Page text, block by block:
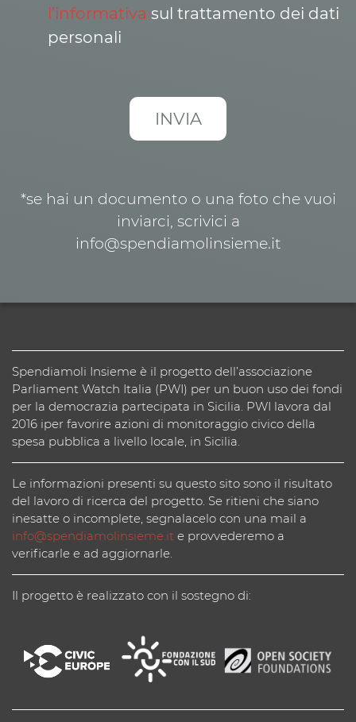
l’informativa sul trattamento dei dati
personali
*se hai un documento o una foto che vuoi
inviarci, scrivici a
info@spendiamolinsieme.it
Spendiamoli Insieme è il progetto dell’associazione
Parliament Watch Italia (PWI) per un buon uso dei fondi
per la democrazia partecipata in Sicilia. PWI lavora dal
2016 iper favorire azioni di monitoraggio civico della
spesa pubblica a livello locale, in Sicilia.
Le informazioni presenti su questo sito sono il risultato
del lavoro di ricerca del progetto. Se ritieni che siano
inesatte o incomplete, segnalacelo con una mail a
info@spendiamolinsieme.it e provvederemo a
verificarle e ad aggiornarle.
Il progetto è realizzato con il sostegno di: